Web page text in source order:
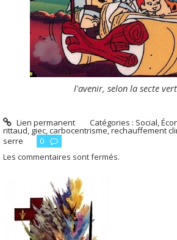
l'avenir, selon la secte
Lien permanent Catégories : Social,
rittaud, giec,carbocentrisme,rechauffement
serre
0
Les commentaires sont fermés.